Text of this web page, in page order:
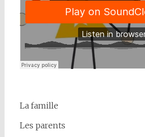
La famille
Les parents